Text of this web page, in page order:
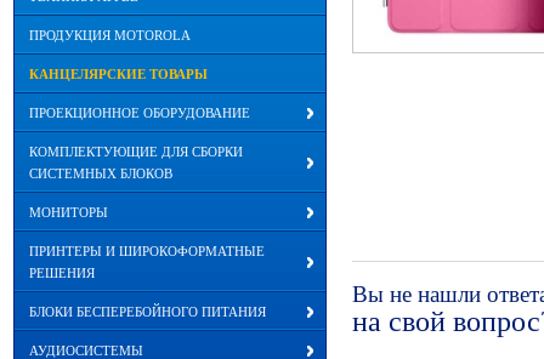
ПРОДУКЦИЯ MOTOROLA
КАНЦЕЛЯРСКИЕ ТОВАРЫ
ПРОЕКЦИОННОЕ ОБОРУДОВАНИЕ
КОМПЛЕКТУЮЩИЕ ДЛЯ СБОРКИ
СИСТЕМНЫХ БЛОКОВ
МОНИТОРЫ
ПРИНТЕРЫ И ШИРОКОФОРМАТНЫЕ
РЕШЕНИЯ
БЛОКИ БЕСПЕРЕБОЙНОГО ПИТАНИЯ
АУДИОСИСТЕМЫ
Вы не нашли
на свой